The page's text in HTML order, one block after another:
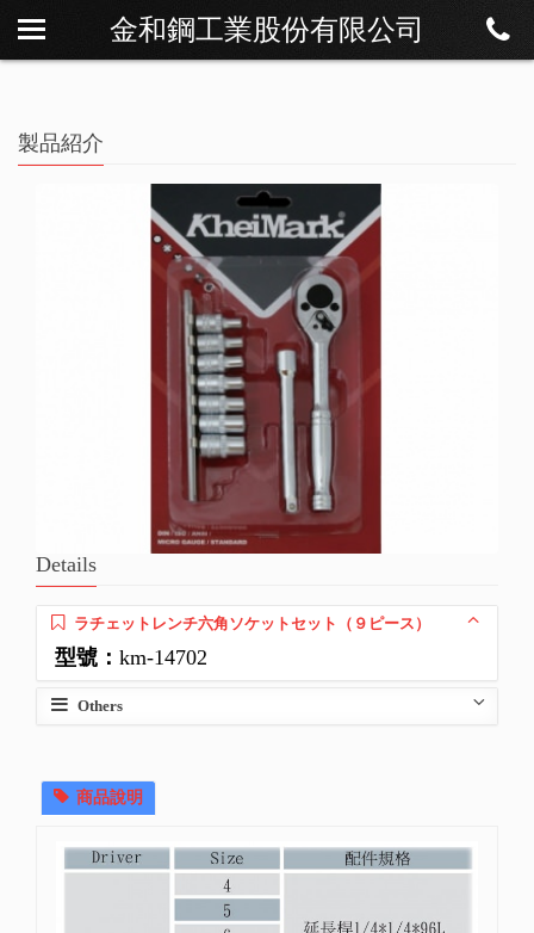
金和鋼工業股份有限公司
私たちについて
製品紹介
製品紹介
Details
ラチェットレンチ六角ソケットセット（９ピース）
型號： km-14702
Others
商品說明